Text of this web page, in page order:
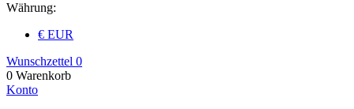
Währung:
€ EUR
Wunschzettel 0
0 Warenkorb
Konto